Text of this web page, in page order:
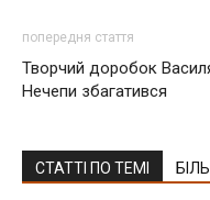
попередня стаття
Творчий доробок
Нечепи збагатився
СТАТТІ ПО ТЕМІ